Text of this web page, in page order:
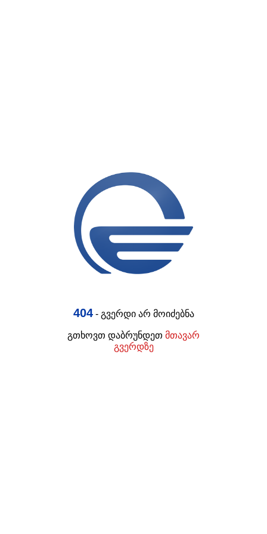
404- გვერდი არ მოიძებნა
გთხოვთ დაბრუნდეთ მთავარ
გვერდზე